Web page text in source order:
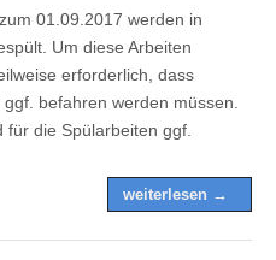
01.09.2017 werden in
Um diese Arbeiten
erforderlich, dass
befahren werden müssen.
die Spülarbeiten ggf.
weiterlesen →